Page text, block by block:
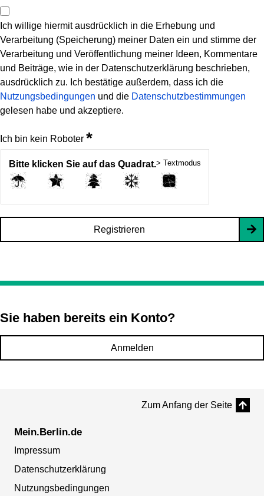
Ich willige hiermit ausdrücklich in die Erhebung und
Verarbeitung (Speicherung) meiner Daten ein und stimme der
Verarbeitung und Veröffentlichung meiner Ideen, Kommentare
und Beiträge, wie in der Datenschutzerklärung beschrieben,
ausdrücklich zu. Ich bestätige außerdem, dass ich die
Nutzungsbedingungen und die Datenschutzbestimmungen
gelesen habe und akzeptiere.
Ich bin kein Roboter *
Bitte klicken Sie auf das Quadrat.> Textmodus
Registrieren
Sie haben bereits ein Konto?
Anmelden
Zum Anfang der Seite
Mein.Berlin.de
Impressum
Datenschutzerklärung
Nutzungsbedingungen